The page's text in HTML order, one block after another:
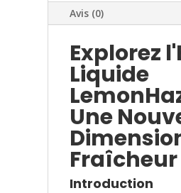
Avis (0)
Explorez
Liquide
Une
Fraîcheur
Introduction